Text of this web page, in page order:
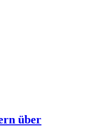
über